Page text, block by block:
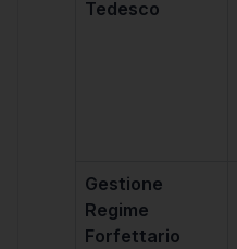
Tedesco
Gestione
Regime
Forfettario